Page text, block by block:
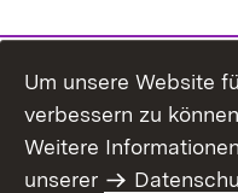
Themenübersicht
Um unsere Website
verbessern zu
Weitere
unserer